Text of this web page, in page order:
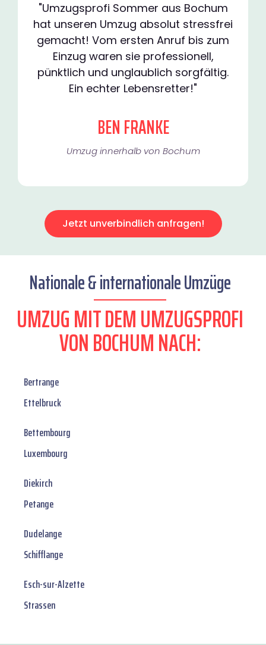
"Umzugsprofi Sommer aus Bochum
hat unseren Umzug absolut stressfrei
gemacht! Vom ersten Anruf bis zum
Einzug waren sie professionell,
pünktlich und unglaublich sorgfältig.
Ein echter Lebensretter!"
BEN FRANKE
Umzug innerhalb von Bochum​
Jetzt unverbindlich anfragen!
Nationale & internationale Umzüge
UMZUG MIT DEM UMZUGSPROFI
VON BOCHUM NACH:
Bertrange
Ettelbruck
Bettembourg
Luxembourg
Diekirch
Petange
Dudelange
Schifflange
Esch-sur-Alzette
Strassen